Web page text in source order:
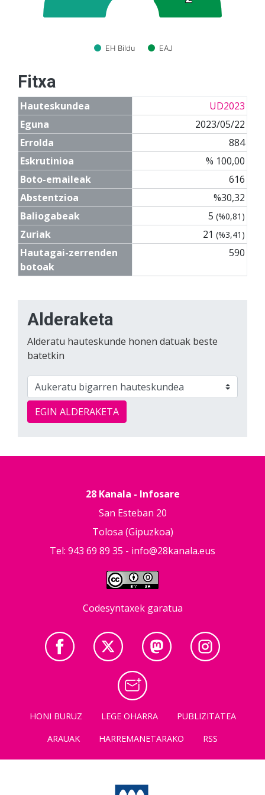
EH Bildu EAJ
Fitxa
Hauteskundea
UD2023
Eguna
2023/05/22
Errolda
884
Eskrutinioa
% 100,00
Boto-emaileak
616
Abstentzioa
%30,32
Baliogabeak
5 (%0,81)
Zuriak 21 (%3,41)
Hautagai-zerrenden
botoak
590
Alderaketa
Alderatu hauteskunde honen datuak beste
batetkin
EGIN ALDERAKETA
28 Kanala - Infosare
San Esteban 20
Tolosa (Gipuzkoa)
Tel: 943 69 89 35 - info@28kanala.eus
Codesyntaxek garatua
HONI BURUZ LEGE OHARRA
PUBLIZITATEA
ARAUAK
HARREMANETARAKO RSS